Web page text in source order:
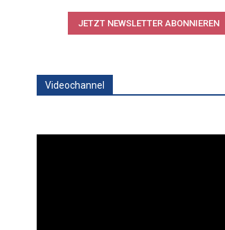
JETZT NEWSLETTER ABONNIEREN
Videochannel